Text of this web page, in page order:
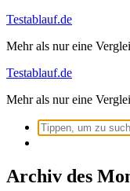
Zum
springen
Testablauf.de
Mehr als nur eine
Testablauf.de
Mehr als nur eine
Suchen
nach:
Archiv des